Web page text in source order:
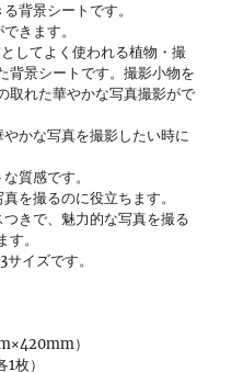
背景シートです。
きます。
してよく使われる植物・撮
背景シートです。撮影小物を
取れた華やかな写真撮影がで
かな写真を撮影したい時に
質感です。
を撮るのに役立ちます。
きで、魅力的な写真を撮る
。
イズです。
）
枚）